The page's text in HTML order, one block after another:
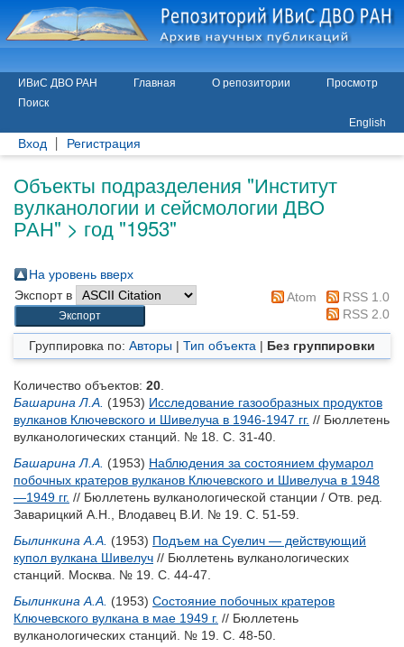
ИВиС ДВО РАН Главная О репозитории
Просмотр
Поиск
English
Вход Регистрация
Объекты подразделения "Институт
вулканологии и сейсмологии ДВО
РАН" > год "1953"
На уровень вверх
Экспорт в
Atom
RSS 1.0
RSS 2.0
Группировка по: Авторы | Тип объекта | Без группировки
Количество объектов: 20
Башарина Л.А. (1953) Исследование газообразных продуктов
вулканов Ключевского и Шивелуча в 1946-1947 гг. // Бюллетень
вулканологических станций. № 18. С. 31-40.
Башарина Л.А. (1953) Наблюдения за состоянием фумарол
побочных кратеров вулканов Ключевского и Шивелуча в 1948
—1949 гг. // Бюллетень вулканологической станции / Отв. ред.
Заварицкий А.Н.
Влодавец В.И.
№ 19. С. 51-59.
Былинкина А.А. (1953) Подъем на Суелич — действующий
купол вулкана Шивелуч // Бюллетень вулканологических
станций. Москва. № 19. С. 44-47.
Былинкина А.А. (1953) Состояние побочных кратеров
Ключевского вулкана в мае 1949 г. // Бюллетень
вулканологических станций. № 19. С. 48-50.